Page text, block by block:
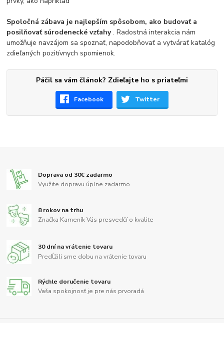
Spoločná zábava je najlepším spôsobom, ako budovať a
posilňovať súrodenecké vzťahy. Radostná interakcia nám
umožňuje navzájom sa spoznať, napodobňovať a vytvárať katalóg
zdieľaných pozitívnych spomienok.
Páčil sa vám článok? Zdieľajte ho s priateľmi
Facebook Twitter
Doprava od 30€ zadarmo
Využite dopravu úplne zadarmo
8 rokov na trhu
Značka Kameník Vás presvedčí o kvalite
30 dní na vrátenie tovaru
Predĺžili sme dobu na vrátenie tovaru
Rýchle doručenie tovaru
Vaša spokojnosť je pre nás prvoradá